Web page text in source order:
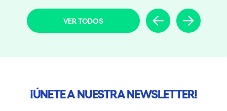
VER TODOS
¡ÚNETE A NUESTRA NEWSLETTER!